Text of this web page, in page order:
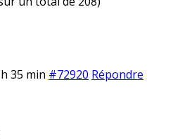
35 min #72920 Répondre